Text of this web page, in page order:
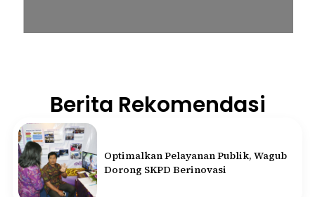
Berita Rekomendasi
Optimalkan Pelayanan Publik, Wagub
Dorong SKPD Berinovasi